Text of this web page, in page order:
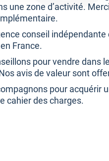
une zone d’activité.
conseil
France.
pour vendre dans
avis de valeur sont
pour acquérir
cahier des charges.